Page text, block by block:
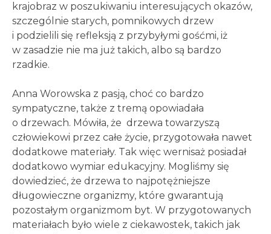
krajobraz w poszukiwaniu interesujących okazów,
szczególnie starych, pomnikowych drzew
i podzielili się refleksją z przybyłymi gośćmi, iż
w zasadzie nie ma już takich, albo są bardzo
rzadkie.
Anna Worowska z pasją, choć co bardzo
sympatyczne, także z tremą opowiadała
o drzewach. Mówiła, że drzewa towarzyszą
człowiekowi przez całe życie, przygotowała nawet
dodatkowe materiały. Tak więc wernisaż posiadał
dodatkowo wymiar edukacyjny. Mogliśmy się
dowiedzieć, że drzewa to najpotężniejsze
długowieczne organizmy, które gwarantują
pozostałym organizmom byt. W przygotowanych
materiałach było wiele z ciekawostek, takich jak